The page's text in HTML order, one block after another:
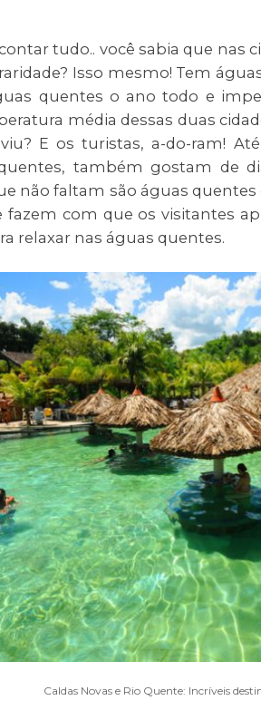
tudo.. você sabia que nas
Isso mesmo! Tem
quentes o ano todo e
média dessas duas
E os turistas, a-do-ram!
também gostam de
não faltam são águas
fazem com que os visitantes
relaxar nas águas quentes.
Caldas Novas e Rio Quente: Incríveis